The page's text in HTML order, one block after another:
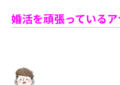
婚活を頑張っている